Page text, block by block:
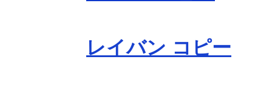
レイバン コピー